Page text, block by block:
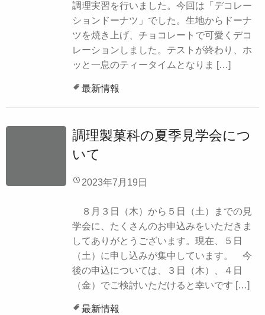
調理実習を行いました。今回は「デコレー
ションドーナツ」でした。生地からドーナ
ツを焼き上げ、チョコレートで可愛くデコ
レーションしました。テストが終わり、ホ
ッと一息のティータイムとなりま […]
最新情報
調理製菓科の夏季見学会につ
いて
2023年7月19日
８月３日（木）から５日（土）までの見
学会に、たくさんのお申込みをいただきま
してありがとうございます。現在、５日
（土）に申し込みが集中しています。 今
後の申込については、３日（木）、４日
（金）でご検討いただけると幸いです […]
最新情報